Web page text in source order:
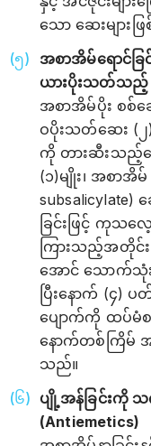
သော ဆေးများဖ
အစာအိမ်ရောင်ခ
ယားပိုးသတ်သည့်
အစာအိမ်ပိုး စစ်
ဝပိုးသတ်ဆေး (
ကို တားဆီးသည့်ဆေ
(၁)မျိုး၊ အစာ
ခြင်းဖြင့် ကုသ
ကြားသည့်အတိုင်း
အောင် သောက်
ပြီးနောက် (၄)
ပျောက်ကို ထပ်မံ
နောက်တစ်ကြိမ် အ
သည်။
ပျို့အန်ခြင်းကို
(Antiemetics)